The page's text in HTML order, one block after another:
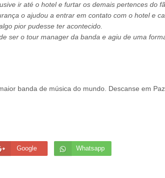
ir até o hotel e furtar os demais pertences do
o ajudou a entrar em contato com o hotel e
pior pudesse ter acontecido.
ser o tour manager da banda e agiu de uma
banda de música do mundo. Descanse em
Google Whatsapp